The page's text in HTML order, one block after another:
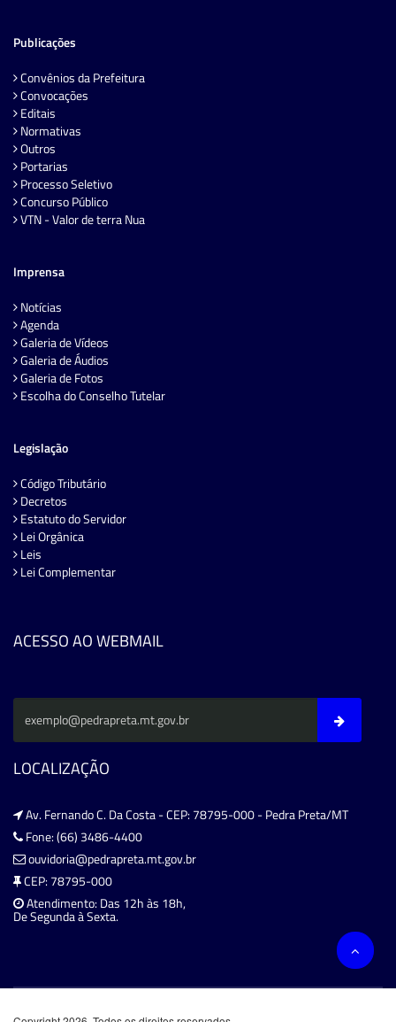
Publicações
Convênios da Prefeitura
Convocações
Editais
Normativas
Outros
Portarias
Processo Seletivo
Concurso Público
VTN - Valor de terra Nua
Imprensa
Notícias
Agenda
Galeria de Vídeos
Galeria de Áudios
Galeria de Fotos
Escolha do Conselho Tutelar
Legislação
Código Tributário
Decretos
Estatuto do Servidor
Lei Orgânica
Leis
Lei Complementar
ACESSO AO WEBMAIL
LOCALIZAÇÃO
Av. Fernando C. Da Costa - CEP: 78795-000 - Pedra Preta/MT
Fone: (66) 3486-4400
ouvidoria@pedrapreta.mt.gov.br
CEP: 78795-000
Atendimento: Das 12h às 18h,
De Segunda à Sexta.